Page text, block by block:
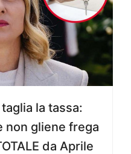
la tassa:
non gliene frega
da Aprile